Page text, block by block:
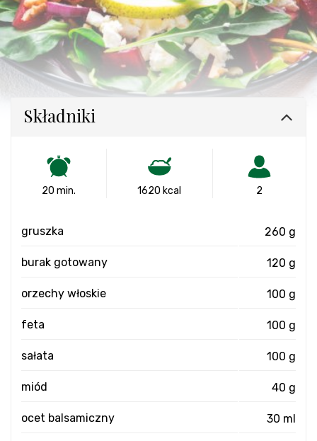
Składniki
20 min. 1620 kcal 2
gruszka 260 g
burak gotowany 120 g
orzechy włoskie 100 g
feta 100 g
sałata 100 g
miód 40 g
ocet balsamiczny 30 ml